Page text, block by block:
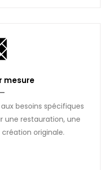
mesure
besoins spécifiques
une restauration, une
originale.